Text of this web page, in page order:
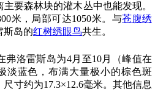
要森林块的灌木丛中也能发现。
米，局部可达1050米。与苍腹绣
斯岛的红树绣眼鸟共生。
弗洛雷斯岛为4月至10月（峰值在
淡蓝色，布满大量极小的棕色斑
寸约为17.3×12.6毫米。其他信息